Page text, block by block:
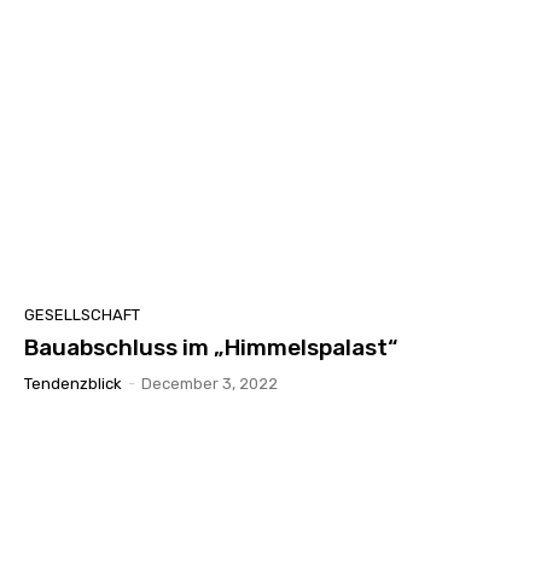
GESELLSCHAFT
Bauabschluss im „Himmelspalast“
Tendenzblick - December 3, 2022